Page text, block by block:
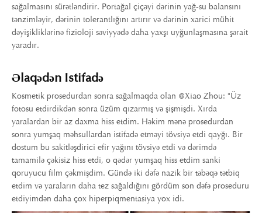
sağalmasını sürətləndirir. Portağal çiçəyi dərinin yağ-su balansını
tənzimləyir, dərinin tolerantlığını artırır və dərinin xarici mühit
dəyişikliklərinə fizioloji səviyyədə daha yaxşı uyğunlaşmasına şərait
yaradır.
Əlaqədən Istifadə
Kosmetik prosedurdan sonra sağalmaqda olan @Xiao Zhou: "Üz
fotosu etdirdikdən sonra üzüm qızarmış və şişmişdi. Xırda
yaralardan bir az daxma hiss etdim. Həkim mənə prosedurdan
sonra yumşaq məhsullardan istifadə etməyi tövsiyə etdi qayğı. Bir
dostum bu sakitləşdirici efir yağını tövsiyə etdi və dərimdə
tamamilə çəkisiz hiss etdi, o qədər yumşaq hiss etdim sanki
qoruyucu film çəkmişdim. Gündə iki dəfə nazik bir təbəqə tətbiq
etdim və yaraların daha tez sağaldığını gördüm son dəfə proseduru
etdiyimdən daha çox hiperpiqmentasiya yox idi.